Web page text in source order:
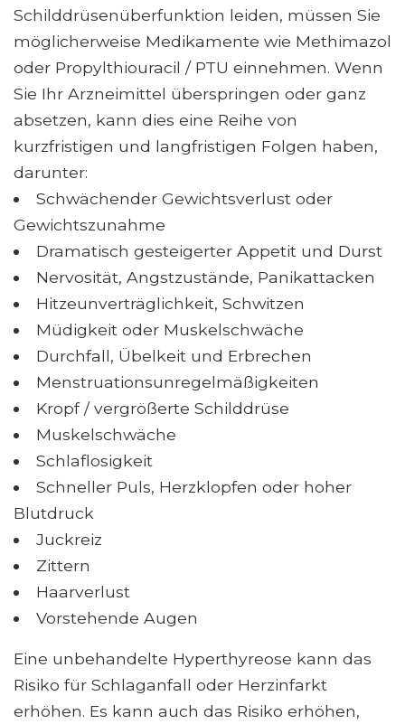
Schilddrüsenüberfunktion leiden, müssen Sie
möglicherweise Medikamente wie Methimazol
oder Propylthiouracil / PTU einnehmen. Wenn
Sie Ihr Arzneimittel überspringen oder ganz
absetzen, kann dies eine Reihe von
kurzfristigen und langfristigen Folgen haben,
darunter:
Schwächender Gewichtsverlust oder
Gewichtszunahme
Dramatisch gesteigerter Appetit und Durst
Nervosität, Angstzustände, Panikattacken
Hitzeunverträglichkeit, Schwitzen
Müdigkeit oder Muskelschwäche
Durchfall, Übelkeit und Erbrechen
Menstruationsunregelmäßigkeiten
Kropf / vergrößerte Schilddrüse
Muskelschwäche
Schlaflosigkeit
Schneller Puls, Herzklopfen oder hoher
Blutdruck
Juckreiz
Zittern
Haarverlust
Vorstehende Augen
Eine unbehandelte Hyperthyreose kann das
Risiko für Schlaganfall oder Herzinfarkt
erhöhen. Es kann auch das Risiko erhöhen,